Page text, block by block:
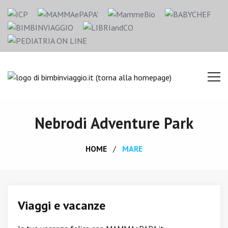
Nebrodi Adventure Park
HOME MARE
Viaggi e vacanze